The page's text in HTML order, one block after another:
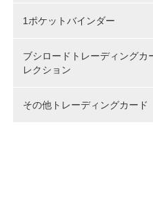
1ポケットバインダー
ブシロードトレーディングカ
レクション
その他トレーディングカード